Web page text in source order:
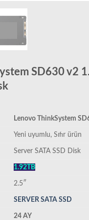
SD630 v2
Lenovo ThinkSystem
‎Yeni uyumlu, Sıfır ürün
Server SATA SSD Disk
1.92TB
2.5″
SERVER SATA SSD
24 AY